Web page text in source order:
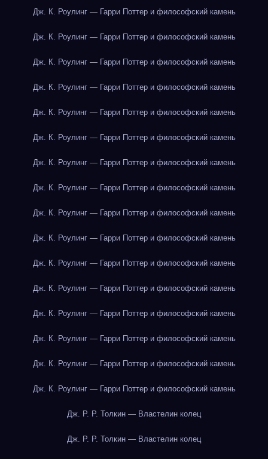
Дж. К. Роулинг — Гарри Поттер и философский камень
Дж. К. Роулинг — Гарри Поттер и философский камень
Дж. К. Роулинг — Гарри Поттер и философский камень
Дж. К. Роулинг — Гарри Поттер и философский камень
Дж. К. Роулинг — Гарри Поттер и философский камень
Дж. К. Роулинг — Гарри Поттер и философский камень
Дж. К. Роулинг — Гарри Поттер и философский камень
Дж. К. Роулинг — Гарри Поттер и философский камень
Дж. К. Роулинг — Гарри Поттер и философский камень
Дж. К. Роулинг — Гарри Поттер и философский камень
Дж. К. Роулинг — Гарри Поттер и философский камень
Дж. К. Роулинг — Гарри Поттер и философский камень
Дж. К. Роулинг — Гарри Поттер и философский камень
Дж. К. Роулинг — Гарри Поттер и философский камень
Дж. К. Роулинг — Гарри Поттер и философский камень
Дж. К. Роулинг — Гарри Поттер и философский камень
Дж. Р. Р. Толкин — Властелин колец
Дж. Р. Р. Толкин — Властелин колец